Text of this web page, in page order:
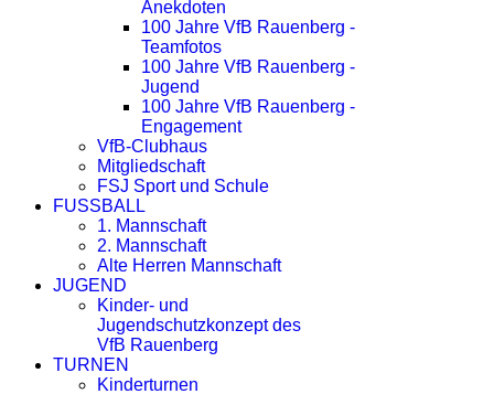
Anekdoten
100 Jahre VfB Rauenberg -
Teamfotos
100 Jahre VfB Rauenberg -
Jugend
100 Jahre VfB Rauenberg -
Engagement
VfB-Clubhaus
Mitgliedschaft
FSJ Sport und Schule
FUSSBALL
1. Mannschaft
2. Mannschaft
Alte Herren Mannschaft
JUGEND
Kinder- und
Jugendschutzkonzept des
VfB Rauenberg
TURNEN
Kinderturnen